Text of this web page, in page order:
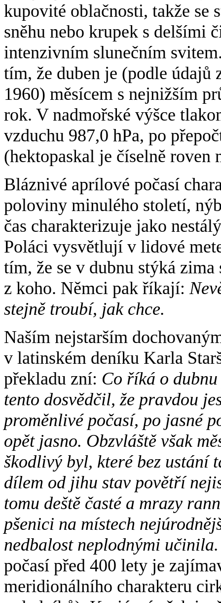
kupovité oblačnosti, takže se
sněhu nebo krupek s delšími
intenzivním slunečním
tím, že duben je (podle údajů
1960) měsícem s nejnižším
rok. V nadmořské výšce
vzduchu 987,0 hPa, po
(hektopaskal je číselně roven
Bláznivé aprílové počasí
poloviny minulého století,
čas charakterizuje jako
Poláci vysvětlují v lidové
tím, že se v dubnu stýká
z koho. Němci pak říkají:
stejně troubí, jak chce.
Naším nejstarším
v latinském deníku Karla
překladu zní: Co říká o
tento dosvědčil, že pravdou
proměnlivé počasí, po jasné
opět jasno. Obzvláště však
škodlivý byl, které bez ustání
dílem od jihu stav povětří
tomu deště časté a mrazy
pšenici na místech
nedbalost neplodnými učinila.
počasí před 400 lety je
meridionálního charakteru